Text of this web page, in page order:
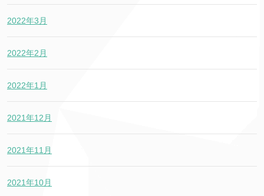
2022年3月
2022年2月
2022年1月
2021年12月
2021年11月
2021年10月